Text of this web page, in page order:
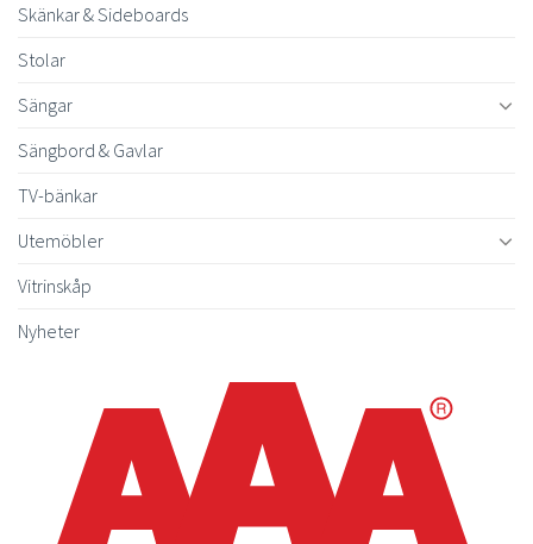
Skänkar & Sideboards
Stolar
Sängar
Sängbord & Gavlar
TV-bänkar
Utemöbler
Vitrinskåp
Nyheter